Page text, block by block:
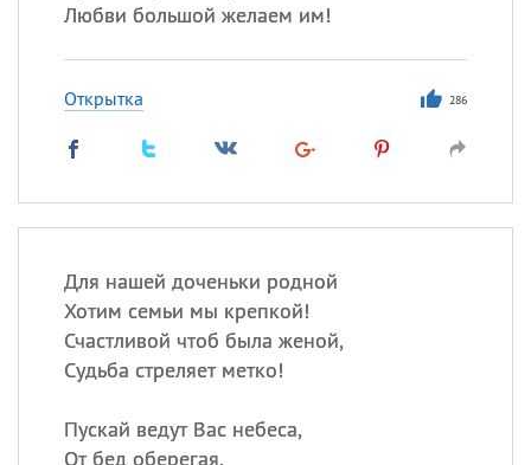
Любви большой желаем им!
Открытка 286
Для нашей доченьки родной
Хотим семьи мы крепкой!
Счастливой чтоб была женой,
Судьба стреляет метко!
Пускай ведут Вас небеса,
От бед оберегая.